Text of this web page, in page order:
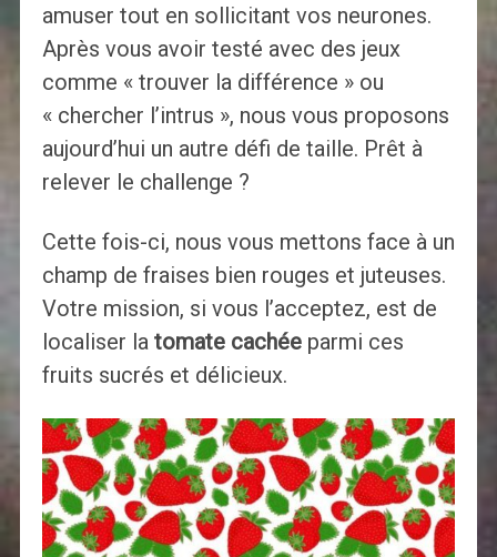
amuser tout en sollicitant vos neurones.
Après vous avoir testé avec des jeux
comme « trouver la différence » ou
« chercher l’intrus », nous vous proposons
aujourd’hui un autre défi de taille. Prêt à
relever le challenge ?
Cette fois-ci, nous vous mettons face à un
champ de fraises bien rouges et juteuses.
Votre mission, si vous l’acceptez, est de
localiser la tomate cachéeparmi ces
fruits sucrés et délicieux.